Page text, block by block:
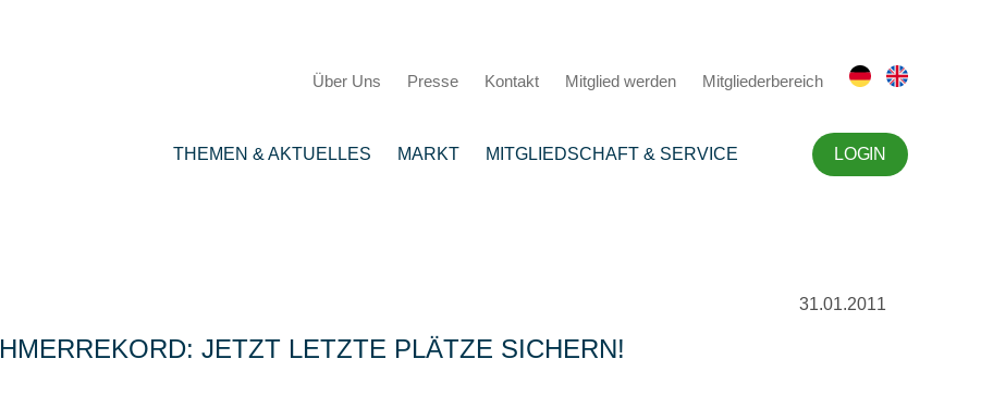
Über Uns Presse Kontakt Mitglied werden Mitgliederbereich
THEMEN & AKTUELLES MARKT MITGLIEDSCHAFT & SERVICE LOGIN
31.01.2011
JETZT LETZTE PLÄTZE SICHERN!